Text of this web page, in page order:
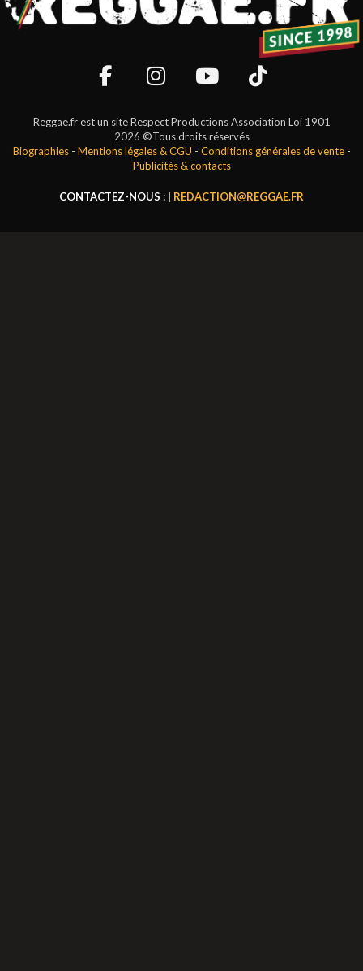
Reggae.fr est un site Respect Productions Association Loi 1901
2026 ©Tous droits réservés
Biographies- Mentions légales & CGU - Conditions générales de vente-
Publicités & contacts
CONTACTEZ-NOUS : | REDACTION@REGGAE.FR